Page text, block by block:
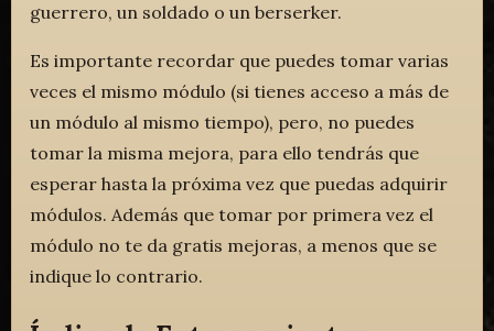
guerrero, un soldado o un berserker.
Es importante recordar que puedes tomar varias
veces el mismo módulo (si tienes acceso a más de
un módulo al mismo tiempo), pero, no puedes
tomar la misma mejora, para ello tendrás que
esperar hasta la próxima vez que puedas adquirir
módulos. Además que tomar por primera vez el
módulo no te da gratis mejoras, a menos que se
indique lo contrario.